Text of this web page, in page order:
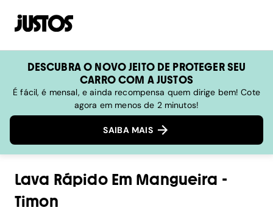
DESCUBRA O NOVO JEITO DE PROTEGER SEU
CARRO COM A JUSTOS
É fácil, é mensal, e ainda recompensa quem dirige bem! Cote
agora em menos de 2 minutos!
SAIBA MAIS
Lava RápidoEm Mangueira -
Timon